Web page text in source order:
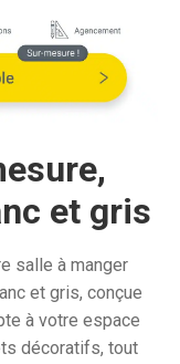
est :
1
et gris
salle à manger
et gris, conçue
à votre espace
décoratifs, tout